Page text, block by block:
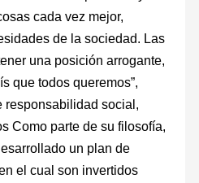
cada vez mejor,
de la sociedad. Las
una posición arrogante,
que todos queremos”,
social,
Como parte de su filosofía,
un plan de
el cual son invertidos